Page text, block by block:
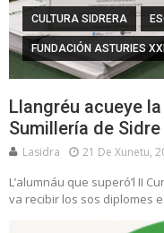
CULTURA SIDRERA
FUNDACIÓN ASTURIES XXI
Llangréu acueye
Sumillería de Sidre
Lasidra 21 De Xunetu,
L’alumnáu que superó’l II
va recibir los sos diplomes